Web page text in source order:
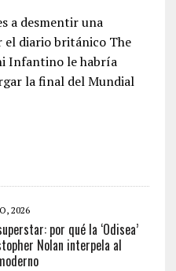
a desmentir una
diario británico The
Infantino le habría
la final del Mundial
2026
por qué la ‘Odisea’
Nolan interpela al